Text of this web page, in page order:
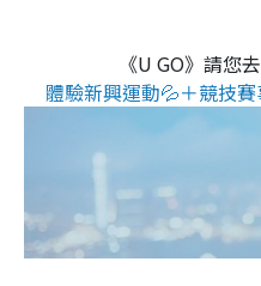
《U GO》請您
體驗新興運動💦＋競技